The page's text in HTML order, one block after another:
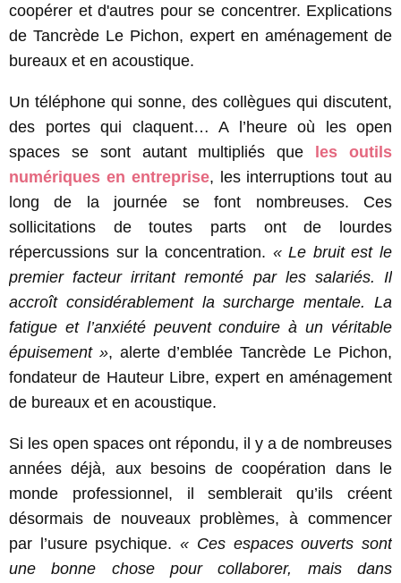
coopérer et d'autres pour se concentrer. Explications
de Tancrède Le Pichon, expert en aménagement de
bureaux et en acoustique.
Un téléphone qui sonne, des collègues qui discutent,
des portes qui claquent… A l’heure où les open
spaces se sont autant multipliés que les outils
numériques en entreprise, les interruptions tout au
long de la journée se font nombreuses. Ces
sollicitations de toutes parts ont de lourdes
répercussions sur la concentration. « Le bruit est le
premier facteur irritant remonté par les salariés. Il
accroît considérablement la surcharge mentale. La
fatigue et l’anxiété peuvent conduire à un véritable
épuisement », alerte d’emblée Tancrède Le Pichon,
fondateur de Hauteur Libre, expert en aménagement
de bureaux et en acoustique.
Si les open spaces ont répondu, il y a de nombreuses
années déjà, aux besoins de coopération dans le
monde professionnel, il semblerait qu’ils créent
désormais de nouveaux problèmes, à commencer
par l’usure psychique.« Ces espaces ouverts sont
une bonne chose pour collaborer, mais dans